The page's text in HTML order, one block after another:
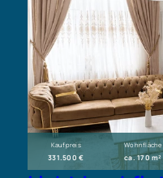
Kaufpreis
331.500 €
Wohnfläche
ca. 170 m²